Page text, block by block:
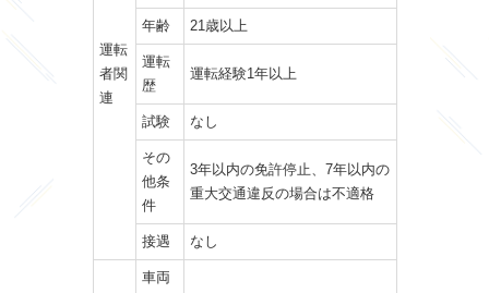
運転
者関
連
年齢 21歳以上
運転
歴
運転経験1年以上
試験 なし
その
他条
件
3年以内の免許停止、7年以内の
重大交通違反の場合は不適格
接遇 なし
車両